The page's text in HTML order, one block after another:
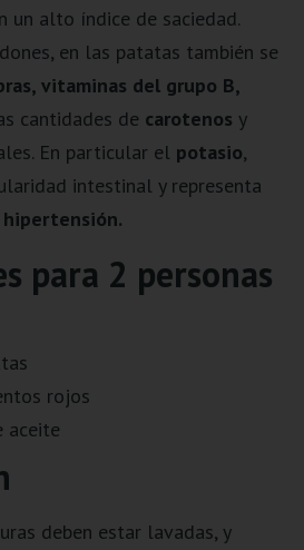
un alto índice de saciedad.
en las patatas también se
vitaminas del grupo B,
cantidades de carotenos y
En particular el potasio,
intestinal y representa
hipertensión.
para 2 personas
rojos
aceite
deben estar lavadas, y